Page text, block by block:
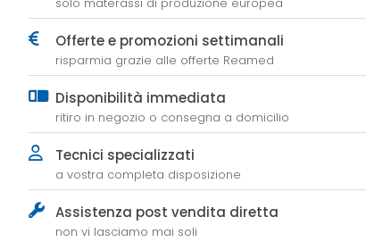
Offerte e promozioni settimanali
risparmia grazie alle offerte Reamed
Disponibilità immediata
ritiro in negozio o consegna a domicilio
Tecnici specializzati
a vostra completa disposizione
Assistenza post vendita diretta
non vi lasciamo mai soli